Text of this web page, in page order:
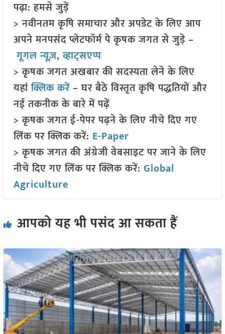
पढ़ा: हमसे जुड़ें
> नवीनतम कृषि समाचार और अपडेट के लिए आप
अपने मनपसंद प्लेटफॉर्म पे कृषक जगत से जुड़े –
गूगल न्यूज़,व्हाट्सएप्प
> कृषक जगत अखबार की सदस्यता लेने के लिए
यहांक्लिक करें– घर बैठे विस्तृत कृषि पद्धतियों और
नई तकनीक के बारे में पढ़ें
> कृषक जगत ई-पेपर पढ़ने के लिए नीचे दिए गए
लिंक पर क्लिक करें: E-Paper
> कृषक जगत की अंग्रेजी वेबसाइट पर जाने के लिए
नीचे दिए गए लिंक पर क्लिक करें: Global
Agriculture
आपको यह भी पसंद आ सकता हैं